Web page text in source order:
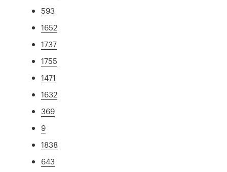
593
1652
1737
1755
1471
1632
369
9
1838
643